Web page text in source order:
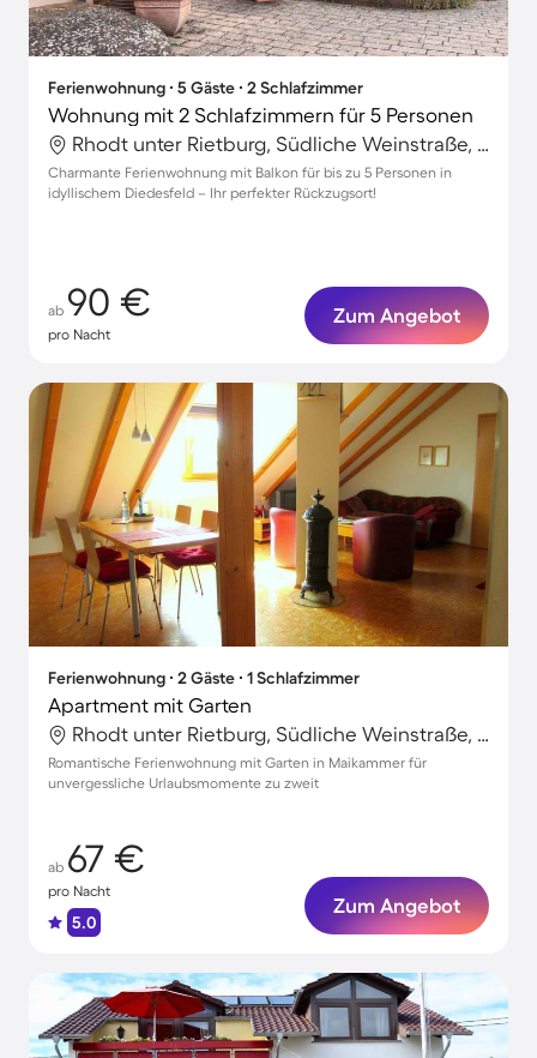
Ferienwohnung ∙ 5 Gäste ∙ 2 Schlafzimmer
Wohnung mit 2 Schlafzimmern für 5 Personen
Rhodt unter Rietburg, Südliche Weinstraße, Deutschland
Charmante Ferienwohnung mit Balkon für bis zu 5 Personen in
idyllischem Diedesfeld – Ihr perfekter Rückzugsort!
ab 90 €
pro Nacht
Zum Angebot
Ferienwohnung ∙ 2 Gäste ∙ 1 Schlafzimmer
Apartment mit Garten
Rhodt unter Rietburg, Südliche Weinstraße, Deutschland
Romantische Ferienwohnung mit Garten in Maikammer für
unvergessliche Urlaubsmomente zu zweit
ab 67 €
pro Nacht
5.0
Zum Angebot